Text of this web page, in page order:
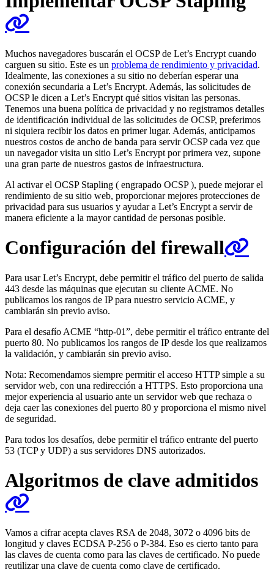
Muchos navegadores buscarán el OCSP de Let’s Encrypt cuando
carguen su sitio. Este es un problema de rendimiento y privacidad.
Idealmente, las conexiones a su sitio no deberían esperar una
conexión secundaria a Let’s Encrypt. Además, las solicitudes de
OCSP le dicen a Let’s Encrypt qué sitios visitan las personas.
Tenemos una buena política de privacidad y no registramos detalles
de identificación individual de las solicitudes de OCSP, preferimos
ni siquiera recibir los datos en primer lugar. Además, anticipamos
nuestros costos de ancho de banda para servir OCSP cada vez que
un navegador visita un sitio Let’s Encrypt por primera vez, supone
una gran parte de nuestros gastos de infraestructura.
Al activar el OCSP Stapling ( engrapado OCSP ), puede mejorar el
rendimiento de su sitio web, proporcionar mejores protecciones de
privacidad para sus usuarios y ayudar a Let’s Encrypt a servir de
manera eficiente a la mayor cantidad de personas posible.
Configuración del firewall
Para usar Let’s Encrypt, debe permitir el tráfico del puerto de salida
443 desde las máquinas que ejecutan su cliente ACME. No
publicamos los rangos de IP para nuestro servicio ACME, y
cambiarán sin previo aviso.
Para el desafío ACME “http-01”, debe permitir el tráfico entrante del
puerto 80. No publicamos los rangos de IP desde los que realizamos
la validación, y cambiarán sin previo aviso.
Nota: Recomendamos siempre permitir el acceso HTTP simple a su
servidor web, con una redirección a HTTPS. Esto proporciona una
mejor experiencia al usuario ante un servidor web que rechaza o
deja caer las conexiones del puerto 80 y proporciona el mismo nivel
de seguridad.
Para todos los desafíos, debe permitir el tráfico entrante del puerto
53 (TCP y UDP) a sus servidores DNS autorizados.
Algoritmos de clave admitidos
Vamos a cifrar acepta claves RSA de 2048, 3072 o 4096 bits de
longitud y claves ECDSA P-256 o P-384. Eso es cierto tanto para
las claves de cuenta como para las claves de certificado. No puede
reutilizar una clave de cuenta como clave de certificado.